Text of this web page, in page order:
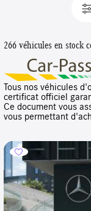
266 véhicules en stock
Tous nos véhicules
certificat officiel
Ce document vous
vous permettant